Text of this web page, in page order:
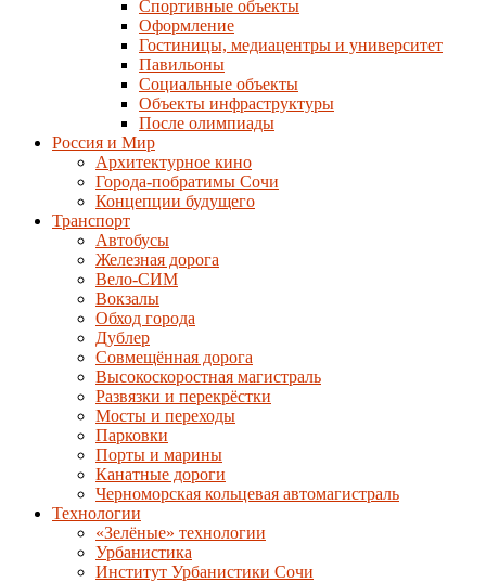
Спортивные объекты
Оформление
Гостиницы, медиацентры и университет
Павильоны
Социальные объекты
Объекты инфраструктуры
После олимпиады
Россия и Мир
Архитектурное кино
Города-побратимы Сочи
Концепции будущего
Транспорт
Автобусы
Железная дорога
Вело-СИМ
Вокзалы
Обход города
Дублер
Совмещённая дорога
Высокоскоростная магистраль
Развязки и перекрёстки
Мосты и переходы
Парковки
Порты и марины
Канатные дороги
Черноморская кольцевая автомагистраль
Технологии
«Зелёные» технологии
Урбанистика
Институт Урбанистики Сочи